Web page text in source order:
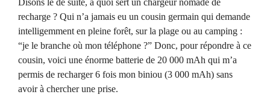
Disons le de suite, à quoi sert un chargeur nomade de
recharge ? Qui n’a jamais eu un cousin germain qui demande
intelligemment en pleine forêt, sur la plage ou au camping :
“je le branche où mon téléphone ?” Donc, pour répondre à ce
cousin, voici une énorme batterie de 20 000 mAh qui m’a
permis de recharger 6 fois mon biniou (3 000 mAh) sans
avoir à chercher une prise.